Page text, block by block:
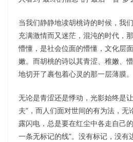
当我们静静地读胡桃诗的时候，我
充满激情而又迷茫，混沌的时代，
懵懂，是社会位面的懵懂，文化层
嫩。而胡桃的诗以其青涩、稚嫩、
地切开了裹包着心灵的那一层薄膜。
无论是青涩还是悸动，光影始终是
夫”，而人们面对世间的有为法，
露闪电，总是要在红尘中各走自己
一条无标记的线”。没有标记，没有